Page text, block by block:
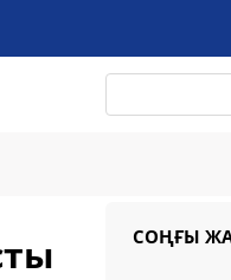
СОҢҒЫ